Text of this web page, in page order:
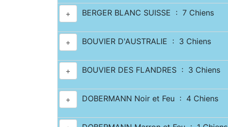
+ BERGER BLANC SUISSE : 7 Chiens
+ BOUVIER D'AUSTRALIE : 3 Chiens
+ BOUVIER DES FLANDRES : 3 Chiens
+ DOBERMANN Noir et Feu : 4 Chiens